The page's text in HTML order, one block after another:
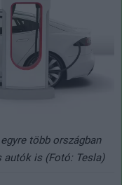
több országban
is (Fotó: Tesla)